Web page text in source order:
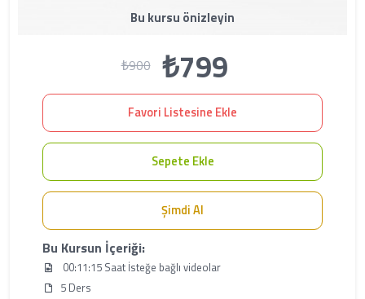
Bu kursu önizleyin
₺900 ₺799
Favori Listesine Ekle
Sepete Ekle
Şimdi Al
Bu Kursun İçeriği:
00:11:15 Saat İsteğe bağlı videolar
5 Ders